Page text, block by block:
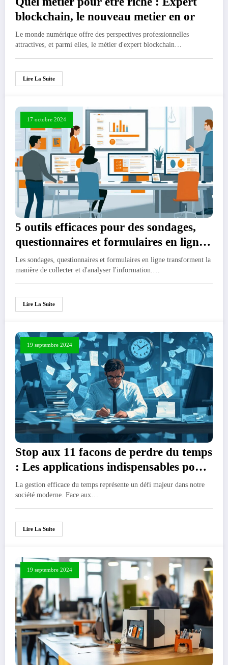
blockchain, le nouveau metier en or
Le monde numérique offre des perspectives professionnelles
attractives, et parmi elles, le métier d'expert blockchain…
Lire La Suite
17 octobre 2024
5 outils efficaces pour des sondages,
questionnaires et formulaires en ligne :
De la collecte a l’interpretation
Les sondages, questionnaires et formulaires en ligne transforment la
manière de collecter et d'analyser l'information.…
Lire La Suite
19 septembre 2024
Stop aux 11 facons de perdre du temps
: Les applications indispensables pour
une meilleure gestion
La gestion efficace du temps représente un défi majeur dans notre
société moderne. Face aux…
Lire La Suite
19 septembre 2024